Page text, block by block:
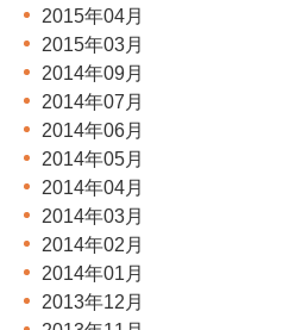
2015年04月
2015年03月
2014年09月
2014年07月
2014年06月
2014年05月
2014年04月
2014年03月
2014年02月
2014年01月
2013年12月